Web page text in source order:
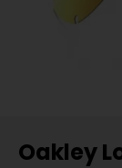
Oakley